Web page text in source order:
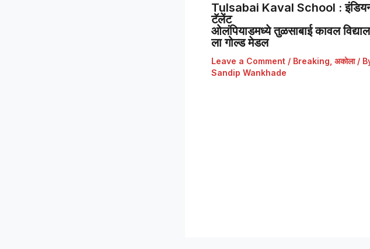
Tulsabai Kaval School :
टॅलेंट
ओलंपियाडमध्ये तुळसाबाई कावल
ला गोल्ड मेडल
Leave a Comment / Breaking अकोला/
Sandip Wankhade